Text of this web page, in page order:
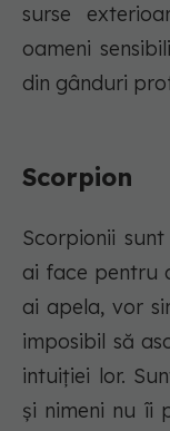
surse
oameni
din gânduri
Scorpion
Scorpionii
ai face pentru
ai apela, vor
imposibil să
intuiției lor.
și nimeni nu îi